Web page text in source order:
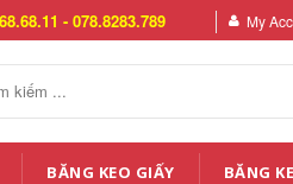
- 078.8283.789 My
BĂNG KEO GIẤY BĂNG